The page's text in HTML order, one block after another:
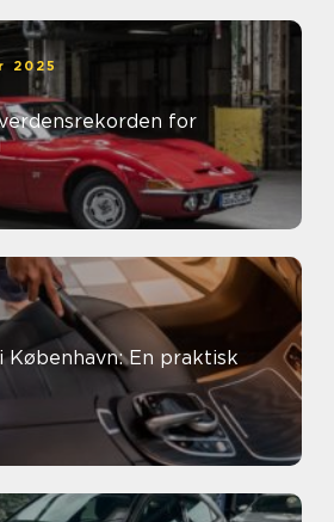
2025
for
København: En praktisk